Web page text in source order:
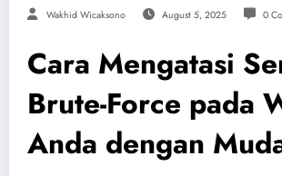
Wakhid Wicaksono August 5, 2025 0
Cara Mengatasi
Brute-Force pada
Anda dengan